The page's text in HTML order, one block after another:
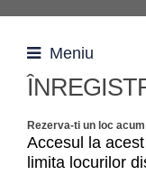
Meniu
Rezerva-ti un loc
Accesul la
limita locurilor